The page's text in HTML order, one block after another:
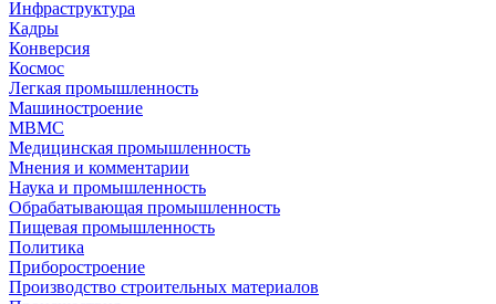
Инфраструктура
Кадры
Конверсия
Космос
Легкая промышленность
Машиностроение
МВМС
Медицинская промышленность
Мнения и комментарии
Наука и промышленность
Обрабатывающая промышленность
Пищевая промышленность
Политика
Приборостроение
Производство строительных материалов